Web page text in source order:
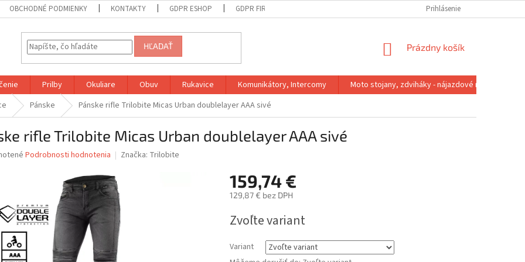
OBCHODNÉ PODMIENKY KONTAKTY GDPR ESHOP GDPR FIRMA VÝMENA VEĽKOSTI
Prihlásenie
HĽADAŤ
NÁKUPNÝ
Prázdny košík
Prilby Okuliare Obuv Rukavice Komunikátory, Intercomy Moto stojany, zdviháky - nájazdové rampy
Pánske Pánske rifle Trilobite Micas Urban doublelayer AAA sivé
rifle Trilobite Micas Urban doublelayer AAA sivé
Podrobnosti hodnotenia Značka: Trilobite
159,74 €
129,87 € bez DPH
cena:
Zvoľte variant
Variant